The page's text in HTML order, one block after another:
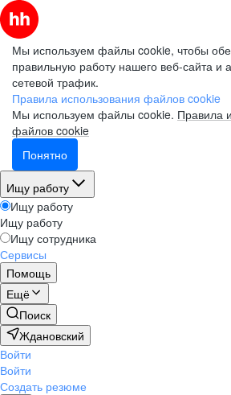
Мы используем файлы cookie, чтобы
правильную работу нашего веб-сайта и
сетевой трафик.
Правила использования файлов cookie
Мы используем файлы cookie. Правила
файлов cookie
Понятно
Ищу работу
Ищу работу
Ищу работу
Ищу сотрудника
Сервисы
Помощь
Ещё
Поиск
Ждановский
Войти
Войти
Создать резюме